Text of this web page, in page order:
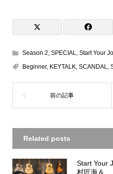
Season 2, SPECIAL, Start Your
Beginner, KEYTALK, SCANDAL,
Related posts
Start Your
村匠海＆...